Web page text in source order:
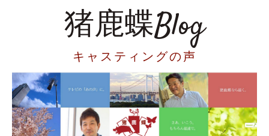
猪鹿蝶Blog
キャスティングの声